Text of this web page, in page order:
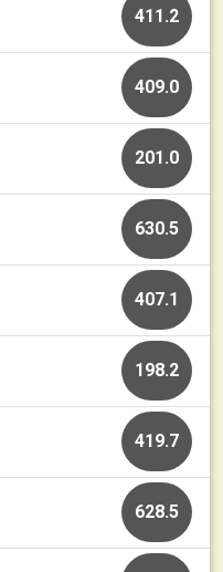
411.2
409.0
201.0
630.5
407.1
198.2
419.7
628.5